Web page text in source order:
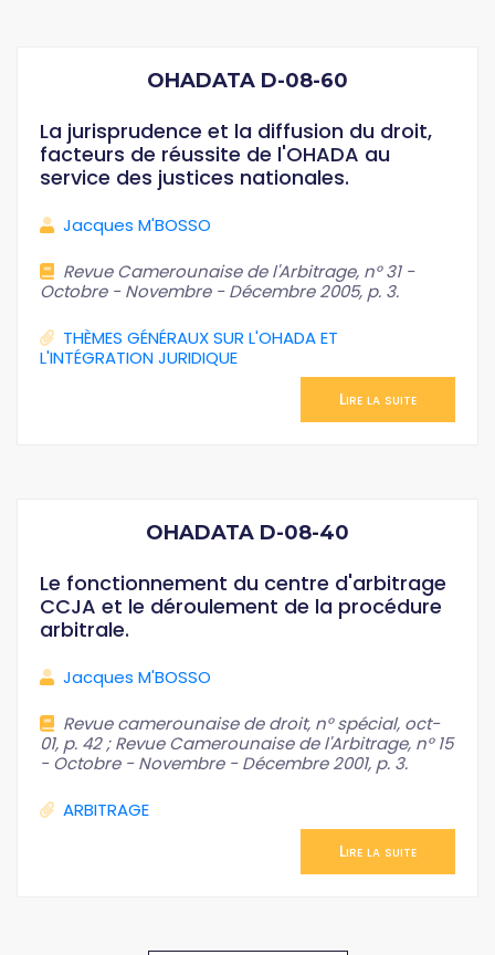
OHADATA D-08-60
La jurisprudence et la diffusion du droit,
facteurs de réussite de l'OHADA au
service des justices nationales.
Jacques M'BOSSO
Revue Camerounaise de l'Arbitrage, n° 31 -
Octobre - Novembre - Décembre 2005, p. 3.
THÈMES GÉNÉRAUX SUR L'OHADA ET
L'INTÉGRATION JURIDIQUE
Lire la suite
OHADATA D-08-40
Le fonctionnement du centre d'arbitrage
CCJA et le déroulement de la procédure
arbitrale.
Jacques M'BOSSO
Revue camerounaise de droit, n° spécial, oct-
01, p. 42 ; Revue Camerounaise de l'Arbitrage, n° 15
- Octobre - Novembre - Décembre 2001, p. 3.
ARBITRAGE
Lire la suite